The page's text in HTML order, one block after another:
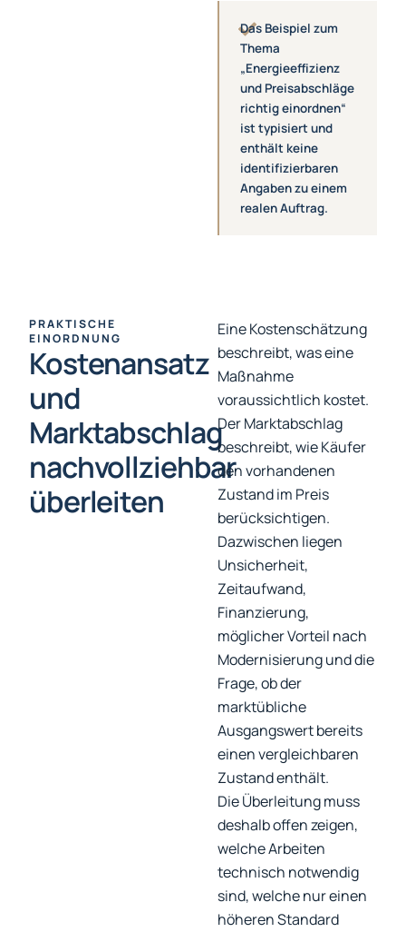
Das Beispiel zum
Thema
„Energieeffizienz
und Preisabschläge
richtig einordnen“
ist typisiert und
enthält keine
identifizierbaren
Angaben zu einem
realen Auftrag.
PRAKTISCHE
EINORDNUNG
Kostenansatz
und
Marktabschlag
nachvollziehbar
überleiten
Eine Kostenschätzung
beschreibt, was eine
Maßnahme
voraussichtlich kostet.
Der Marktabschlag
beschreibt, wie Käufer
den vorhandenen
Zustand im Preis
berücksichtigen.
Dazwischen liegen
Unsicherheit,
Zeitaufwand,
Finanzierung,
möglicher Vorteil nach
Modernisierung und die
Frage, ob der
marktübliche
Ausgangswert bereits
einen vergleichbaren
Zustand enthält.
Die Überleitung muss
deshalb offen zeigen,
welche Arbeiten
technisch notwendig
sind, welche nur einen
höheren Standard